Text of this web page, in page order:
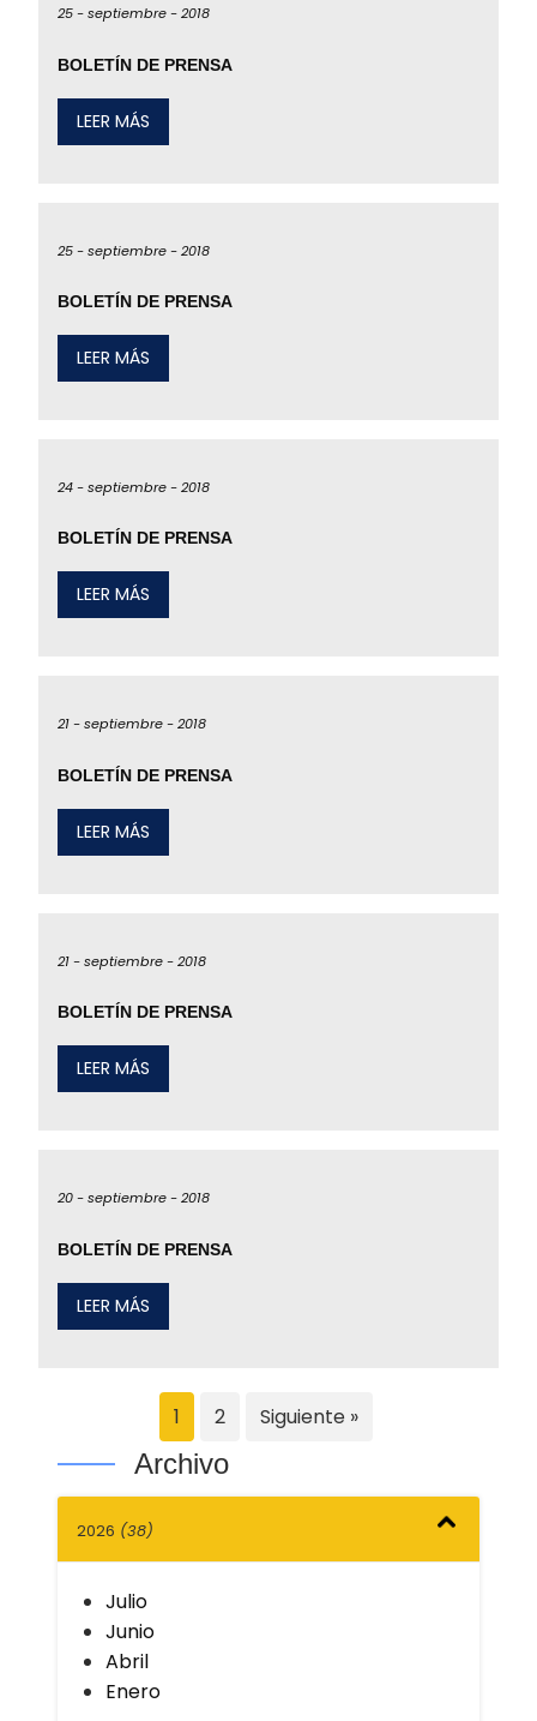
25 -septiembre -2018
BOLETÍN DE PRENSA
LEER MÁS
25 -septiembre -2018
BOLETÍN DE PRENSA
LEER MÁS
24 -septiembre -2018
BOLETÍN DE PRENSA
LEER MÁS
21 -septiembre -2018
BOLETÍN DE PRENSA
LEER MÁS
21 -septiembre -2018
BOLETÍN DE PRENSA
LEER MÁS
20 -septiembre -2018
BOLETÍN DE PRENSA
LEER MÁS
1 2 Siguiente »
Archivo
2026 (38)
Julio
Junio
Abril
Enero